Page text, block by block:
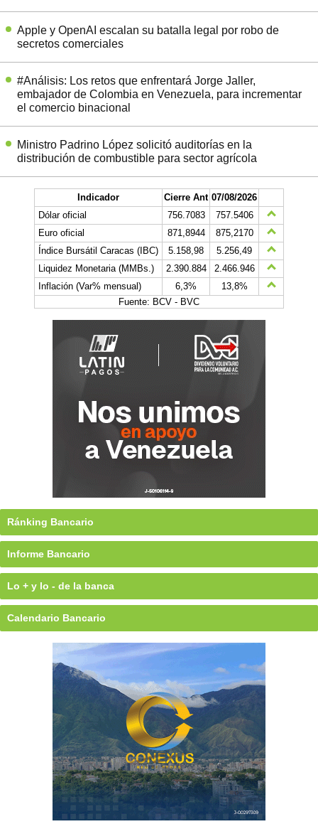
Apple y OpenAI escalan su batalla legal por robo de
secretos comerciales
#Análisis: Los retos que enfrentará Jorge Jaller,
embajador de Colombia en Venezuela, para incrementar
el comercio binacional
Ministro Padrino López solicitó auditorías en la
distribución de combustible para sector agrícola
Indicador Cierre Ant 07/08/2026
Dólar oficial
756.7083
757.5406
Euro oficial
871,8944
875,2170
Índice Bursátil Caracas (IBC)
5.158,98
5.256,49
Liquidez Monetaria (MMBs.)
2.390.884
2.466.946
Inflación (Var% mensual)
6,3%
13,8%
Fuente: BCV - BVC
Ránking Bancario
Informe Bancario
Lo + y lo - de la banca
Calendario Bancario